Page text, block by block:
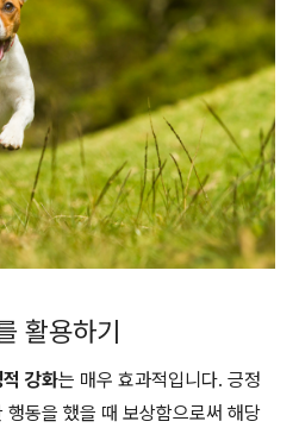
활용하기
강화는 매우 효과적입니다. 긍정
동을 했을 때 보상함으로써 해당